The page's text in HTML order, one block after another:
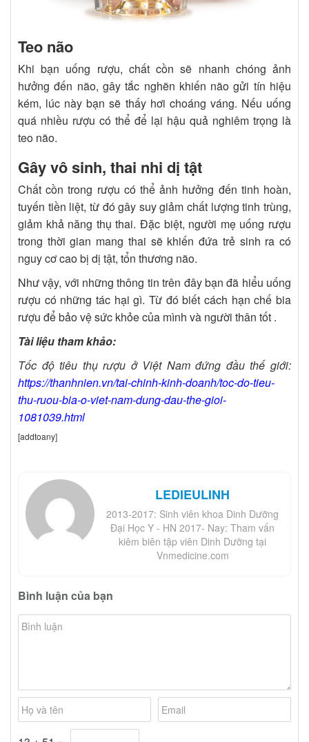
Teo não
Khi bạn uống rượu, chất cồn sẽ nhanh chóng ảnh
hưởng đến não, gây tắc nghẽn khiến não gửi tín hiệu
kém, lúc này bạn sẽ thấy hơi choáng váng. Nếu uống
quá nhiều rượu có thể để lại hậu quả nghiêm trọng là
teo não.
Gây vô sinh, thai nhi dị tật
Chất cồn trong rượu có thể ảnh hưởng đến tinh hoàn,
tuyến tiền liệt, từ đó gây suy giảm chất lượng tinh trùng,
giảm khả năng thụ thai. Đặc biệt, người mẹ uống rượu
trong thời gian mang thai sẽ khiến đứa trẻ sinh ra có
nguy cơ cao bị dị tật, tổn thương não.
Như vậy, với những thông tin trên đây bạn đã hiểu uống
rượu có những tác hại gì. Từ đó biết cách hạn chế bia
rượu để bảo vệ sức khỏe của mình và người thân tốt .
Tài liệu tham khảo:
Tốc độ tiêu thụ rượu ở Việt Nam đứng đầu thế giới:
https://thanhnien.vn/tai-chinh-kinh-doanh/toc-do-tieu-
thu-ruou-bia-o-viet-nam-dung-dau-the-gioi-
1081039.html
[addtoany]
LEDIEULINH
2013-2017: Sinh viên khoa Dinh Dưỡng
Đại Học Y - HN 2017- Nay: Tham vấn
kiêm biên tập viên Dinh Dưỡng tại
Vnmedicine.com
Bình luận của bạn